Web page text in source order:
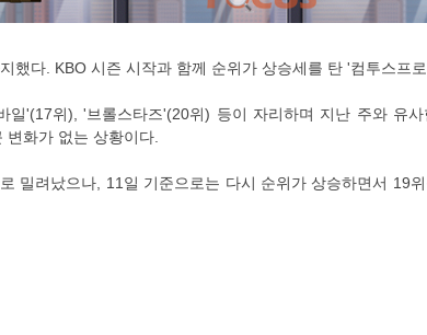
다. KBO 시즌 시작과 함께 순위가 상승세를 탄 '컴투스프
'(17위), '브롤스타즈'(20위) 등이 자리하며 지난 주와 유
화가 없는 상황이다.
밀려났으나, 11일 기준으로는 다시 순위가 상승하면서 19